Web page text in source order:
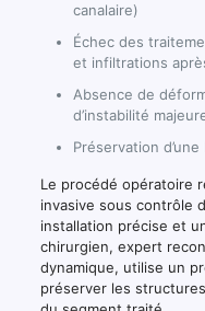
canalaire)
Échec des
et infiltrations
Absence de
d’instabilité
Préservation
Le procédé opératoire
invasive sous contrôle
installation précise et
chirurgien, expert
dynamique, utilise un
préserver les